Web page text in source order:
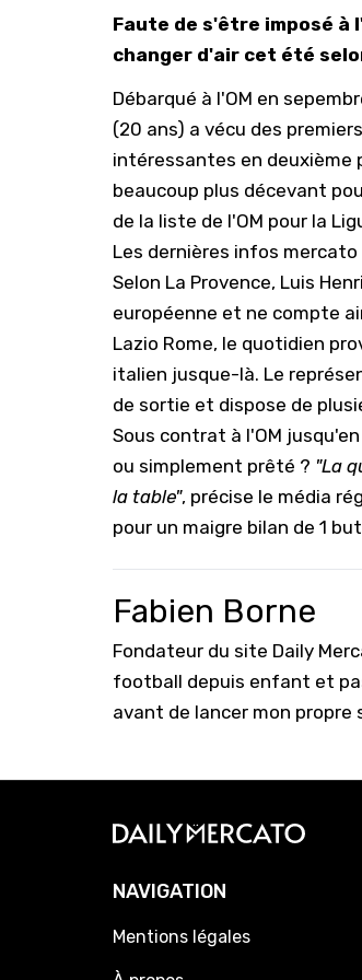
Faute de s'être imposé à
changer d'air cet été
Débarqué à l'OM en
(20 ans) a vécu des
intéressantes en deuxième
beaucoup plus décevant
de la liste de l'OM pour la
Les dernières infos mercato
Selon La Provence, Luis
européenne et ne compte
Lazio Rome, le quotidien
italien jusque-là. Le
de sortie et dispose de
Sous contrat à l'OM
ou simplement prêté ? "La
la table", précise le média
pour un maigre bilan de 1
Fabien Borne
Fondateur du site Daily
football depuis enfant et
avant de lancer mon
NAVIGATION
Mentions légales